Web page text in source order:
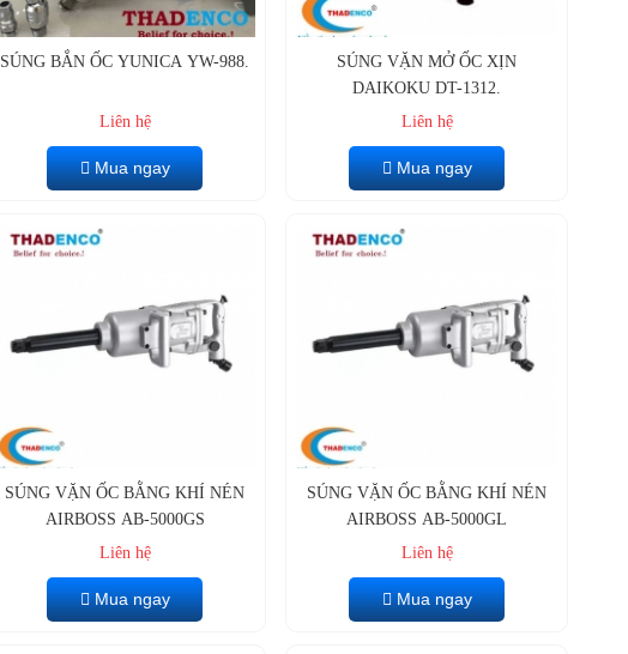
SÚNG BẮN ỐC YUNICA YW-988.
Liên hệ
Mua ngay
SÚNG VẶN MỞ ỐC XỊN
DAIKOKU DT-1312.
Liên hệ
Mua ngay
SÚNG VẶN ỐC BẰNG KHÍ NÉN
AIRBOSS AB-5000GS
Liên hệ
Mua ngay
SÚNG VẶN ỐC BẰNG KHÍ NÉN
AIRBOSS AB-5000GL
Liên hệ
Mua ngay